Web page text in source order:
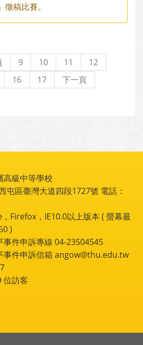
稿比賽。
9 10 11
12
16 17
下一頁
高級中等學校
屯區臺灣大道四段1727號 電話：
Firefox，IE10.0以上版本 ( 螢幕最
)
件申訴專線 04-23504545
事件申訴信箱 angow@thu.edu.tw
位訪客